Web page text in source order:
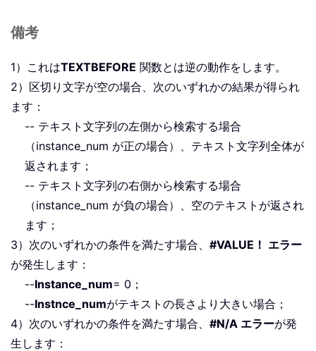
備考
1）これはTEXTBEFORE 関数とは逆の動作をします。
2）区切り文字が空の場合、次のいずれかの結果が得られ
ます：
-- テキスト文字列の左側から検索する場合
（instance_num が正の場合）、テキスト文字列全体が
返されます；
-- テキスト文字列の右側から検索する場合
（instance_num が負の場合）、空のテキストが返され
ます；
3）次のいずれかの条件を満たす場合、 #VALUE！ エラー
が発生します：
--Instance_num= 0；
--Instnce_numがテキストの長さより大きい場合；
4）次のいずれかの条件を満たす場合、 #N/A エラーが発
生します：